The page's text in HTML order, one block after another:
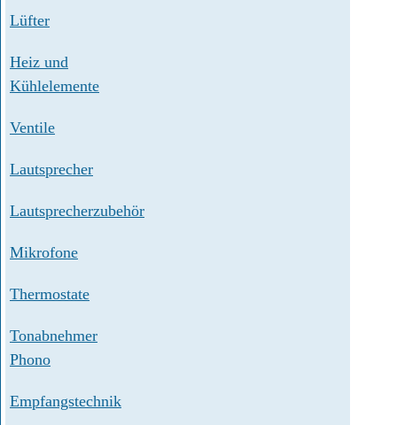
Lüfter
Heiz und
Kühlelemente
Ventile
Lautsprecher
Lautsprecherzubehör
Mikrofone
Thermostate
Tonabnehmer
Phono
Empfangstechnik